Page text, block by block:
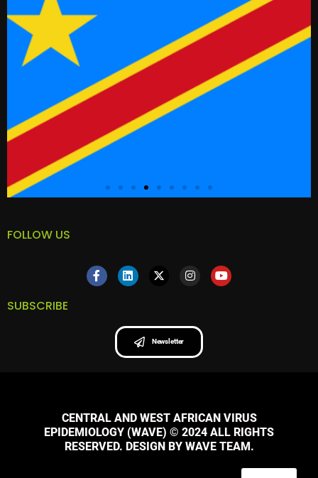
FOLLOW US
SUBSCRIBE
Newsletter
CENTRAL AND WEST AFRICAN VIRUS
EPIDEMIOLOGY (WAVE) © 2024 ALL RIGHTS
RESERVED. DESIGN BY WAVE TEAM.